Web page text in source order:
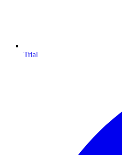
Trial